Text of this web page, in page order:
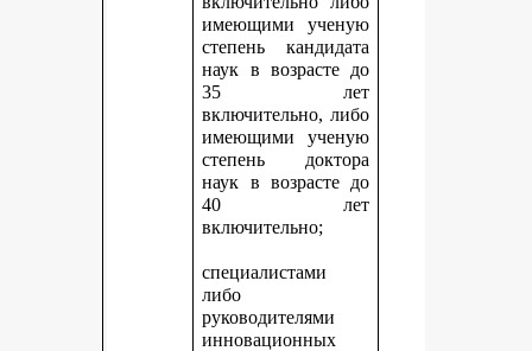
имеющими ученую
степень кандидата
наук в возрасте до
35 лет
включительно, либо
имеющими ученую
степень доктора
наук в возрасте до
40 лет
включительно;
специалистами
либо
руководителями
инновационных